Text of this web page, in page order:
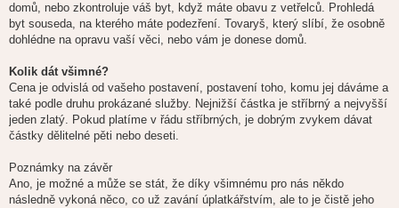
domů, nebo zkontroluje váš byt, když máte obavu z vetřelců. Prohledá
byt souseda, na kterého máte podezření. Tovaryš, který slíbí, že osobně
dohlédne na opravu vaší věci, nebo vám je donese domů.
Kolik dát všimné?
Cena je odvislá od vašeho postavení, postavení toho, komu jej dáváme a
také podle druhu prokázané služby. Nejnižší částka je stříbrný a nejvyšší
jeden zlatý. Pokud platíme v řádu stříbrných, je dobrým zvykem dávat
částky dělitelné pěti nebo deseti.
Poznámky na závěr
Ano, je možné a může se stát, že díky všimnému pro nás někdo
následně vykoná něco, co už zavání úplatkářstvím, ale to je čistě jeho